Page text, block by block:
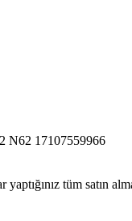
N62 17107559966
yaptığınız tüm satın